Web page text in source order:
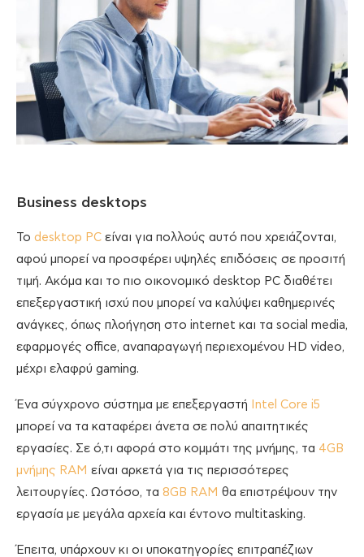
Business desktops
Το desktop PC είναι για πολλούς αυτό που χρειάζονται,
αφού μπορεί να προσφέρει υψηλές επιδόσεις σε προσιτή
τιμή. Ακόμα και το πιο οικονομικό desktop PC διαθέτει
επεξεργαστική ισχύ που μπορεί να καλύψει καθημερινές
ανάγκες, όπως πλοήγηση στο internet και τα social media,
εφαρμογές office, αναπαραγωγή περιεχομένου HD video,
μέχρι ελαφρύ gaming.
Ένα σύγχρονο σύστημα με επεξεργαστή
Intel Core i5
μπορεί να τα καταφέρει άνετα σε πολύ απαιτητικές
εργασίες. Σε ό,τι αφορά στο κομμάτι της μνήμης, τα 4GB
μνήμης RAM είναι αρκετά για τις περισσότερες
λειτουργίες. Ωστόσο, τα 8GB RAM θα επιστρέψουν την
εργασία με μεγάλα αρχεία και έντονο multitasking.
Έπειτα, υπάρχουν κι οι υποκατηγορίες επιτραπέζιων